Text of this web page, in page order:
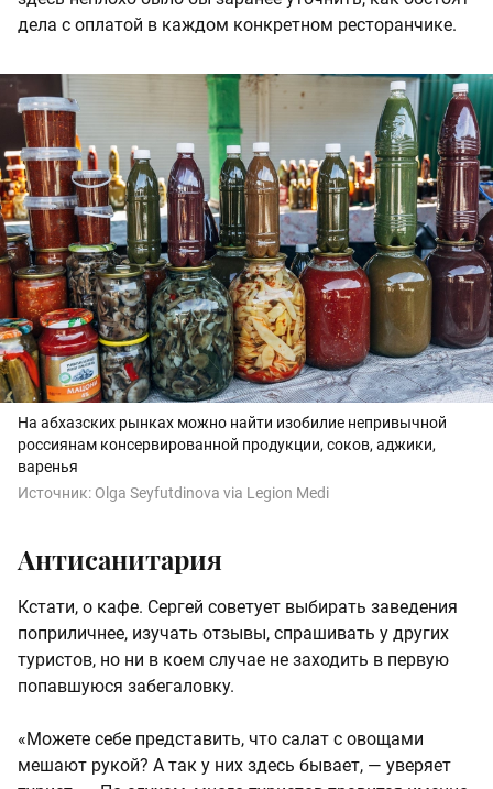
дела с оплатой в каждом конкретном ресторанчике.
На абхазских рынках можно найти изобилие непривычной
россиянам консервированной продукции, соков, аджики,
варенья
Источник: Olga Seyfutdinova via Legion Medi
Антисанитария
Кстати, о кафе. Сергей советует выбирать заведения
поприличнее, изучать отзывы, спрашивать у других
туристов, но ни в коем случае не заходить в первую
попавшуюся забегаловку.
«Можете себе представить, что салат с овощами
мешают рукой? А так у них здесь бывает, — уверяет